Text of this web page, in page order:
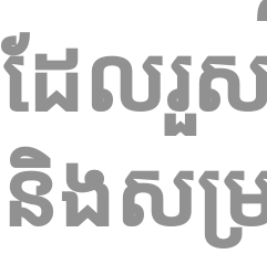
ដែលរួស
និងសម្